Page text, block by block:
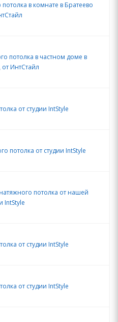
в комнате в Братеево
потолка в частном доме в
ИнтСтайл
от студии IntStyle
потолка от студии IntStyle
потолка от нашей
IntStyle
от студии IntStyle
от студии IntStyle